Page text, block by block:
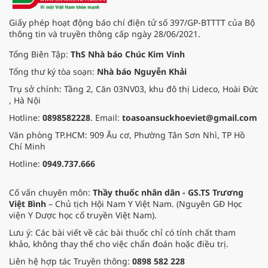
Giấy phép hoạt động báo chí điện tử số 397/GP-BTTTT của Bộ
thông tin và truyền thông cấp ngày 28/06/2021.
Tổng Biên Tập: ThS Nhà báo Chúc Kim Vinh
Tổng thư ký tòa soạn: Nhà báo Nguyễn Khải
Trụ sở chính: Tầng 2, Căn 03NV03, khu đô thị Lideco, Hoài Đức
, Hà Nội
Hotline: 0898582228. Email: toasoansuckhoeviet@gmail.com
Văn phòng TP.HCM: 909 Âu cơ, Phường Tân Sơn Nhì, TP Hồ
Chí Minh
Hotline: 0949.737.666
Cố vấn chuyên môn: Thầy thuốc nhân dân - GS.TS Trương
Việt Bình – Chủ tịch Hội Nam Y Việt Nam. (Nguyên GĐ Học
viện Y Dược học cổ truyền Việt Nam).
Lưu ý: Các bài viết về các bài thuốc chỉ có tính chất tham
khảo, không thay thế cho việc chẩn đoán hoặc điều trị.
Liên hệ hợp tác Truyền thông: 0898 582 228